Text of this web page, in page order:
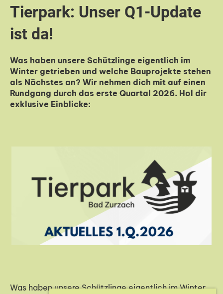
Tierpark: Unser Q1-Update
ist da!
Was haben unsere Schützlinge eigentlich im
Winter getrieben und welche Bauprojekte stehen
als Nächstes an? Wir nehmen dich mit auf einen
Rundgang durch das erste Quartal 2026. Hol dir
exklusive Einblicke:
Was haben unsere Schützlinge eigentlich im Winter